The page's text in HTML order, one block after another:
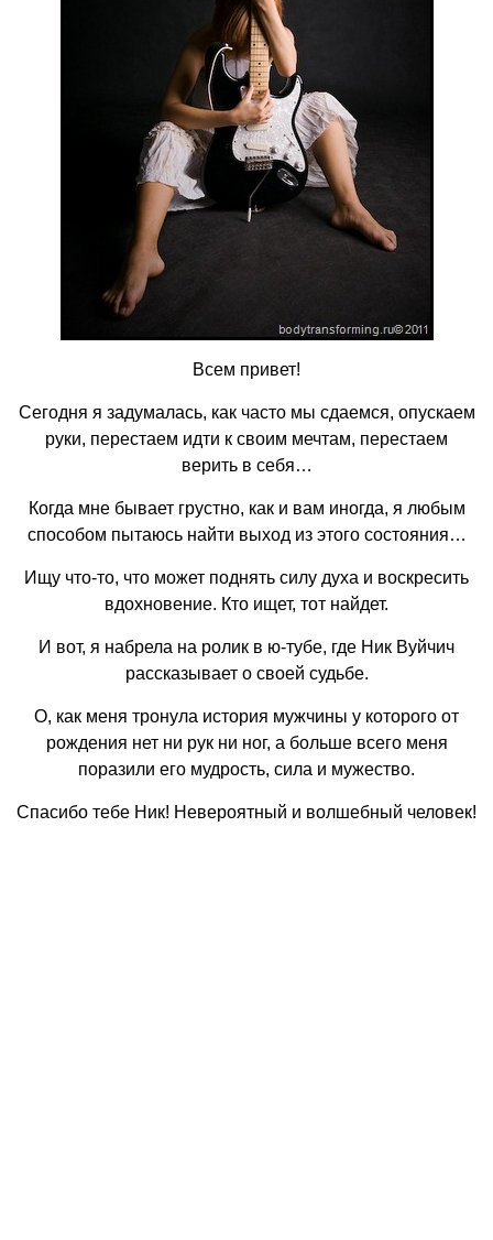
Всем привет!
Сегодня я задумалась, как часто мы сдаемся, опускаем
руки, перестаем идти к своим мечтам, перестаем
верить в себя…
Когда мне бывает грустно, как и вам иногда, я любым
способом пытаюсь найти выход из этого состояния…
Ищу что-то, что может поднять силу духа и воскресить
вдохновение. Кто ищет, тот найдет.
И вот, я набрела на ролик в ю-тубе, где Ник Вуйчич
рассказывает о своей судьбе.
О, как меня тронула история мужчины у которого от
рождения нет ни рук ни ног, а больше всего меня
поразили его мудрость, сила и мужество.
Спасибо тебе Ник! Невероятный и волшебный человек!